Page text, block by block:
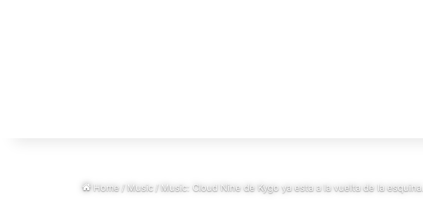
Home/Music /Music: Cloud Nine de Kygo ya esta a la vuelta de la esquina.